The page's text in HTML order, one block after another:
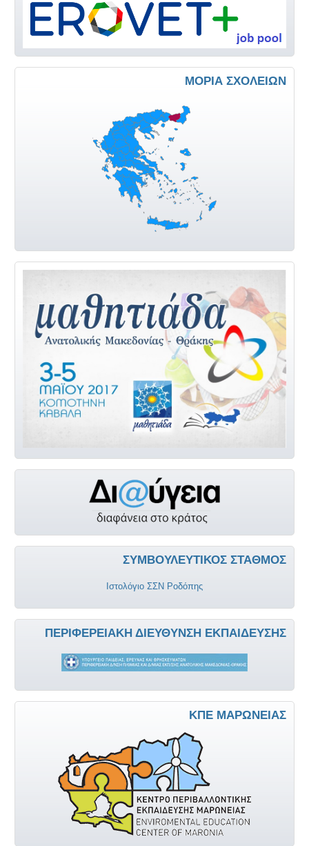
ΜΌΡΙΑ ΣΧΟΛΕΊΩΝ
ΣΥΜΒΟΥΛΕΥΤΙΚΌΣ ΣΤΑΘΜΌΣ
Ιστολόγιο ΣΣΝ Ροδόπης
ΠΕΡΙΦΕΡΕΙΑΚΉ ΔΙΕΎΘΥΝΣΗ ΕΚΠΑΊΔΕΥΣΗΣ
ΚΠΕ ΜΑΡΏΝΕΙΑΣ